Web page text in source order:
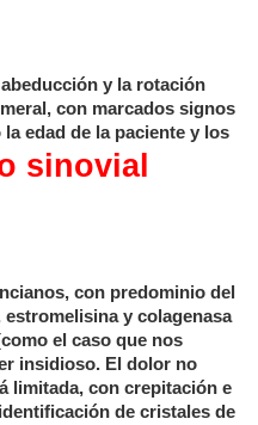
y la rotación
con marcados signos
edad de la paciente y los
sinovial
con predominio del
y colagenasa
el caso que nos
insidioso. El dolor no
limitada, con crepitación e
de cristales de